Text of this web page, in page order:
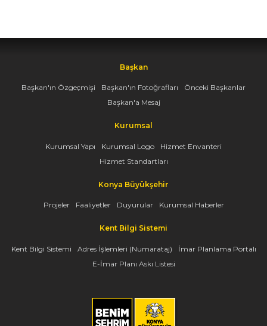
Başkan
Başkan'ın Özgeçmişi Başkan'ın Fotoğrafları
Önceki Başkanlar
Başkan'a Mesaj
Kurumsal
Kurumsal Yapı Kurumsal Logo
Hizmet Envanteri
Hizmet Standartları
Konya Büyükşehir
Projeler Faaliyetler Duyurular Kurumsal Haberler
Kent Bilgi Sistemi
Kent Bilgi Sistemi Adres İşlemleri (Numarataj)
İmar Planlama Portalı
E-İmar Planı Askı Listesi